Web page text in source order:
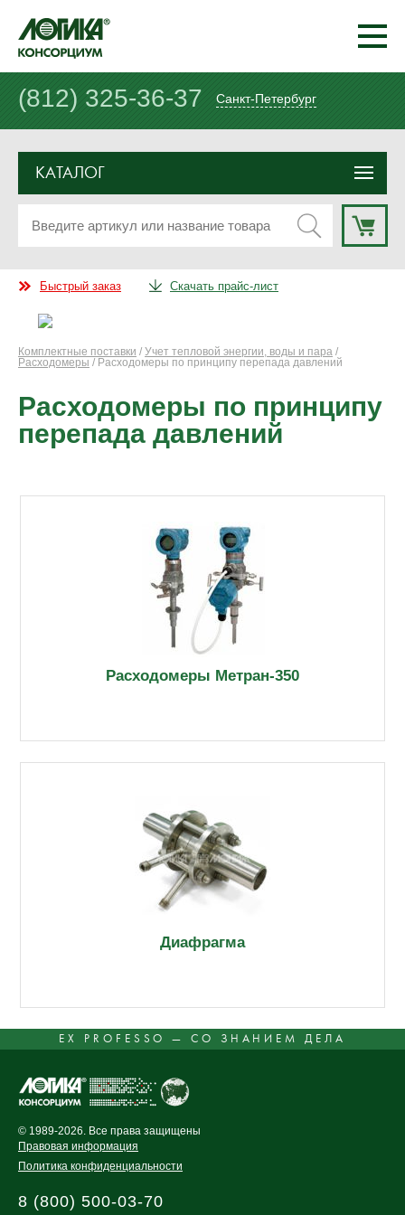
(812) 325-36-37 Санкт-Петербург
КАТАЛОГ
Быстрый заказ Скачать прайс-лист
Комплектные поставки / Учет тепловой энергии, воды и пара /
Расходомеры / Расходомеры по принципу перепада давлений
Расходомеры по принципу
перепада давлений
Расходомеры Метран-350
Диафрагма
EX PROFESSO — СО ЗНАНИЕМ ДЕЛА
© 1989-2026. Все права защищены
Правовая информация
Политика конфиденциальности
8 (800) 500-03-70